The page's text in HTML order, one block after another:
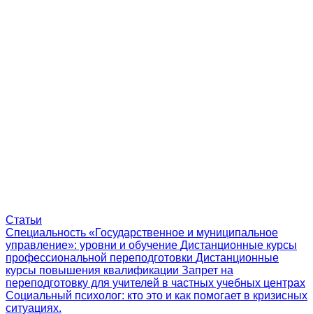
Статьи
Специальность «Государственное и муниципальное
управление»: уровни и обучение Дистанционные курсы
профессиональной переподготовки Дистанционные
курсы повышения квалификации Запрет на
переподготовку для учителей в частных учебных центрах
Социальный психолог: кто это и как помогает в кризисных
ситуациях.